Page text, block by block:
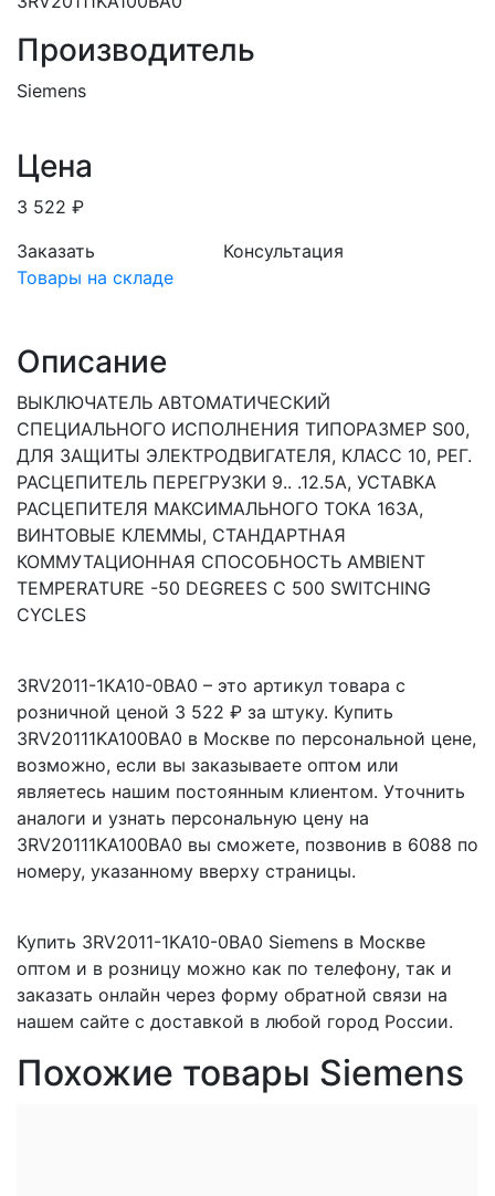
Производитель
Siemens
Цена
3 522 ₽
Заказать
Консультация
Товары на складе
Описание
ВЫКЛЮЧАТЕЛЬ АВТОМАТИЧЕСКИЙ
СПЕЦИАЛЬНОГО ИСПОЛНЕНИЯ ТИПОРАЗМЕР S00,
ДЛЯ ЗАЩИТЫ ЭЛЕКТРОДВИГАТЕЛЯ, КЛАСС 10, РЕГ.
РАСЦЕПИТЕЛЬ ПЕРЕГРУЗКИ 9.. .12.5A, УСТАВКА
РАСЦЕПИТЕЛЯ МАКСИМАЛЬНОГО ТОКА 163A,
ВИНТОВЫЕ КЛЕММЫ, СТАНДАРТНАЯ
КОММУТАЦИОННАЯ СПОСОБНОСТЬ AMBIENT
TEMPERATURE -50 DEGREES C 500 SWITCHING
CYCLES
3RV2011-1KA10-0BA0 – это артикул товара с
розничной ценой 3 522 ₽ за штуку. Купить
3RV20111KA100BA0 в Москве по персональной цене,
возможно, если вы заказываете оптом или
являетесь нашим постоянным клиентом. Уточнить
аналоги и узнать персональную цену на
3RV20111KA100BA0 вы сможете, позвонив в 6088 по
номеру, указанному вверху страницы.
Купить 3RV2011-1KA10-0BA0 Siemens в Москве
оптом и в розницу можно как по телефону, так и
заказать онлайн через форму обратной связи на
нашем сайте с доставкой в любой город России.
Похожие товары Siemens